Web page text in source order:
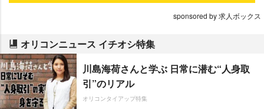
sponsored by 求人ボックス
オリコンニュース イチオシ特集
川島海荷さんと学ぶ 日常に潜む“人身取
引”のリアル
オリコンタイアップ特集